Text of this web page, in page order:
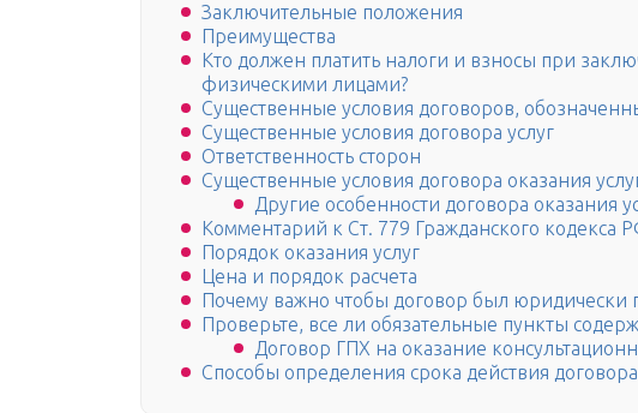
Заключительные положения
Преимущества
Кто должен платить налоги и взносы при
физическими лицами?
Существенные условия договоров,
Существенные условия договора услуг
Ответственность сторон
Существенные условия договора оказания
Другие особенности договора оказания
Комментарий к Ст. 779 Гражданского кодекса
Порядок оказания услуг
Цена и порядок расчета
Почему важно чтобы договор был юридически
Проверьте, все ли обязательные пункты
Договор ГПХ на оказание
Способы определения срока действия